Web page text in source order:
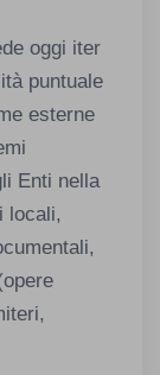
oggi iter
puntuale
esterne
Enti nella
locali,